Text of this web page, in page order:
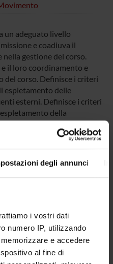
degli annunci
i vostri dati
numero IP, utilizzando
e accedere
al fine di
un adeguato livello
e coadiuva il
gestione del corso.
il loro coordinamento e
del corso. Definisce i criteri
espletamento delle
esterni. Definisce i criteri
della
verifiche intermedie